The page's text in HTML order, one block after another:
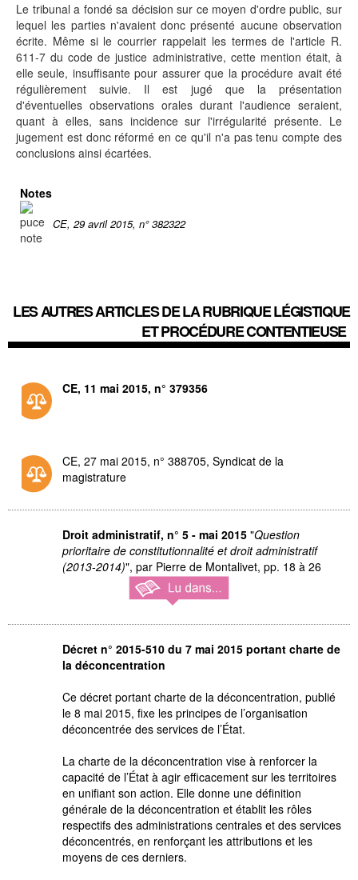
Le tribunal a fondé sa décision sur ce moyen d'ordre public, sur
lequel les parties n'avaient donc présenté aucune observation
écrite. Même si le courrier rappelait les termes de l'article R.
611-7 du code de justice administrative, cette mention était, à
elle seule, insuffisante pour assurer que la procédure avait été
régulièrement suivie. Il est jugé que la présentation
d'éventuelles observations orales durant l'audience seraient,
quant à elles, sans incidence sur l'irrégularité présente. Le
jugement est donc réformé en ce qu'il n'a pas tenu compte des
conclusions ainsi écartées.
Notes
CE, 29 avril 2015, n° 382322
LES AUTRES ARTICLES DE LA RUBRIQUELÉGISTIQUE
ET PROCÉDURE CONTENTIEUSE
CE, 11 mai 2015, n° 379356
CE, 27 mai 2015, n° 388705, Syndicat de la
magistrature
Droit administratif, n° 5 - mai 2015 "Question
prioritaire de constitutionnalité et droit administratif
(2013-2014)", par Pierre de Montalivet, pp. 18 à 26
Décret n° 2015-510 du 7 mai 2015 portant charte de
la déconcentration
Ce décret portant charte de la déconcentration, publié
le 8 mai 2015, fixe les principes de l’organisation
déconcentrée des services de l’État.
La charte de la déconcentration vise à renforcer la
capacité de l’État à agir efficacement sur les territoires
en unifiant son action. Elle donne une définition
générale de la déconcentration et établit les rôles
respectifs des administrations centrales et des services
déconcentrés, en renforçant les attributions et les
moyens de ces derniers.